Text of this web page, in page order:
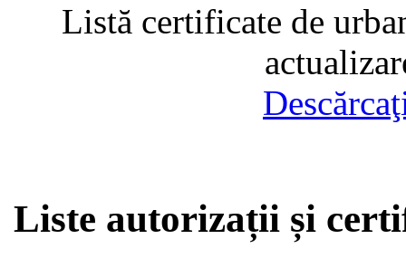
Listă certificate de
Liste autorizații și